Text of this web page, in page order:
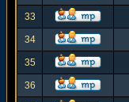
33
34
35
36